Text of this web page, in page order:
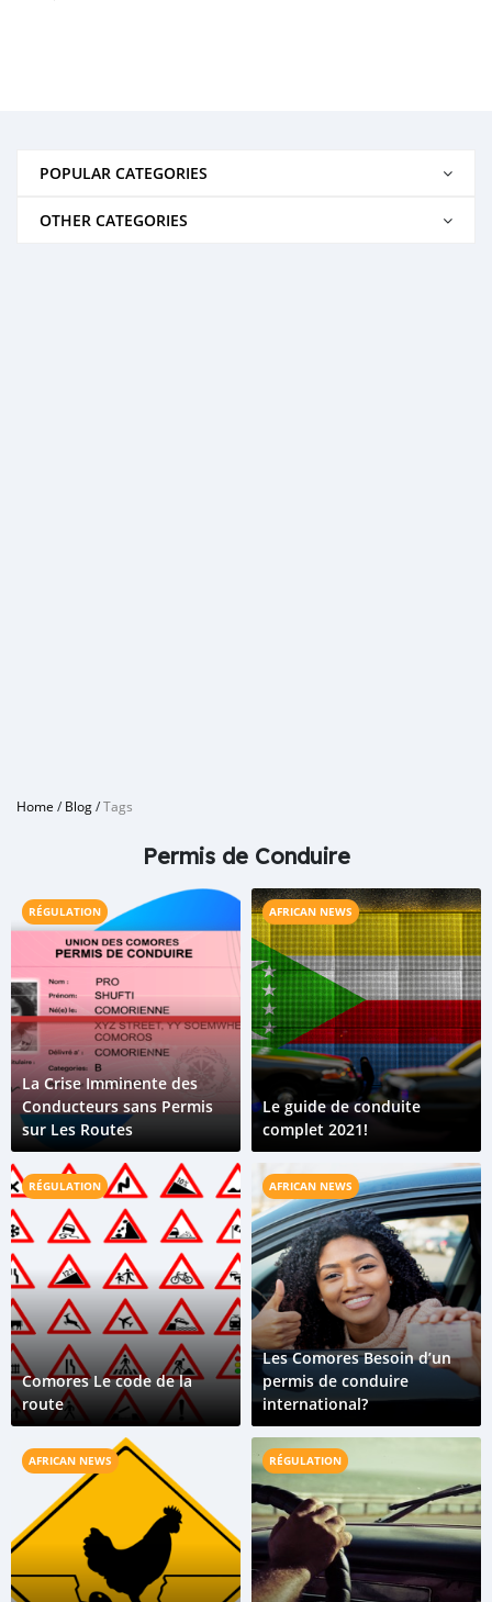
POPULAR CATEGORIES
OTHER CATEGORIES
Home /Blog/Tags
Permis de Conduire
RÉGULATION
La Crise Imminente des
Conducteurs sans Permis
sur Les Routes
AFRICAN NEWS
Le guide de conduite
complet 2021!
RÉGULATION
Comores Le code de la
route
AFRICAN NEWS
Les Comores Besoin d’un
permis de conduire
international?
AFRICAN NEWS RÉGULATION